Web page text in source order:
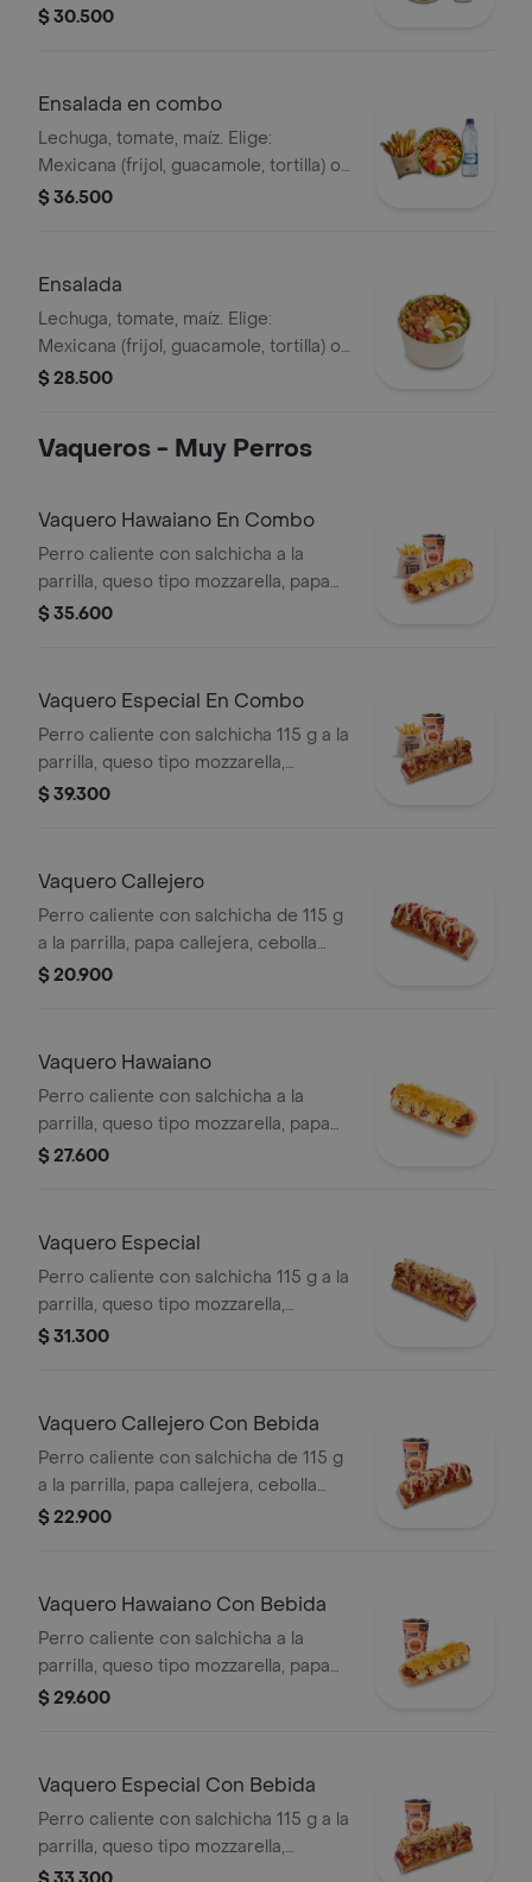
Campestre (quesos, huevo, pepinillos)
alimentos de origen animal) + agua
$ 30.500
Ensalada en combo
Lechuga, tomate, maíz. Elige:
Mexicana (frijol, guacamole, tortilla) o
Campestre (quesos, huevo, pepinillos)
alimentos de origen animal) + papas
$ 36.500
Ensalada
Lechuga, tomate, maíz. Elige:
Mexicana (frijol, guacamole, tortilla) o
Campestre (quesos, huevo, pepinillos)
alimentos de origen animal)
$ 28.500
Vaqueros - Muy Perros
Vaquero Hawaiano En Combo
Perro caliente con salchicha a la
parrilla, queso tipo mozzarella, papa
callejera, piña y salsas en pan perro +
$ 35.600
Vaquero Especial En Combo
Perro caliente con salchicha 115 g a la
parrilla, queso tipo mozzarella,
tocineta picada, papa callejera,
papas medianas (Corral o en cascos)
+ bebida PET
$ 39.300
Vaquero Callejero
Perro caliente con salchicha de 115 g
a la parrilla, papa callejera, cebolla
picada, salsa blanca, salsa de tomate
$ 20.900
Vaquero Hawaiano
Perro caliente con salchicha a la
parrilla, queso tipo mozzarella, papa
callejera, piña, salsa blanca y salsa de
$ 27.600
Vaquero Especial
Perro caliente con salchicha 115 g a la
parrilla, queso tipo mozzarella,
tocineta picada, papa callejera,
$ 31.300
Vaquero Callejero Con Bebida
Perro caliente con salchicha de 115 g
a la parrilla, papa callejera, cebolla
picada, salsa blanca, salsa de tomate
$ 22.900
Vaquero Hawaiano Con Bebida
Perro caliente con salchicha a la
parrilla, queso tipo mozzarella, papa
callejera, piña, salsa blanca y salsa de
$ 29.600
Vaquero Especial Con Bebida
Perro caliente con salchicha 115 g a la
parrilla, queso tipo mozzarella,
tocineta picada, papa callejera,